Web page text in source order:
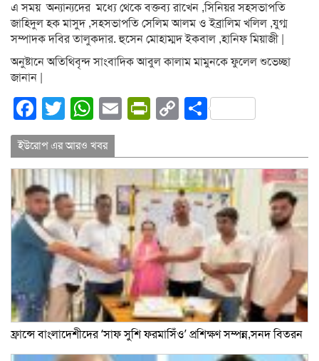
এ সময় অন্যান্যদের মধ্যে থেকে বক্তব্য রাখেন ,সিনিয়র সহসভাপতি
জাহিদুল হক মাসুদ ,সহসভাপতি সেলিম আলম ও ইব্রালিম খলিল ,যুগ্ম
সম্পাদক দবির তালুকদার. হুসেন মোহাম্মদ ইকবাল ,হানিফ মিয়াজী |
অনুষ্টানে অতিথিবৃন্দ সাংবাদিক আবুল কালাম মামুনকে ফুলেল শুভেচ্ছা
জানান |
Facebook
Twitter
WhatsApp
EmailPrintFriendly
CopyShare
ইউরোপ এর আরও খবর
ফ্রান্সে বাংলাদেশীদের ‘সাফ সুশি ফরমাসিঁও’ প্রশিক্ষণ সম্পন্ন,সনদ বিতরন